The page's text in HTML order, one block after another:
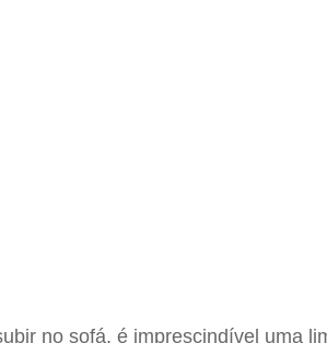
no sofá, é imprescindível uma